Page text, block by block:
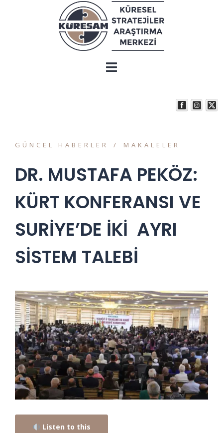
GÜNCEL HABERLER MAKALELER
DR. MUSTAFA PEKÖZ:
KÜRT KONFERANSI VE
SURİYE’DE İKİ AYRI
SİSTEM TALEBİ
Listen to this